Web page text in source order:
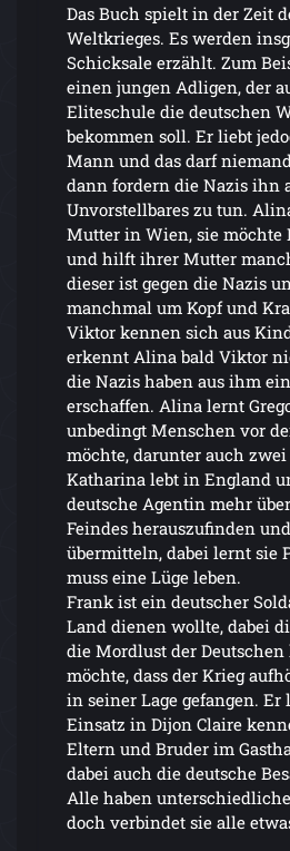
Das Buch spielt in der Zeit
Weltkrieges. Es werden
Schicksale erzählt. Zum
einen jungen Adligen, der
Eliteschule die deutschen
bekommen soll. Er liebt
Mann und das darf
dann fordern die Nazis ihn
Unvorstellbares zu tun.
Mutter in Wien, sie möchte
und hilft ihrer Mutter
dieser ist gegen die Nazis
manchmal um Kopf und
Viktor kennen sich aus
erkennt Alina bald Viktor
die Nazis haben aus ihm
erschaffen. Alina lernt
unbedingt Menschen vor
möchte, darunter auch
Katharina lebt in England
deutsche Agentin mehr
Feindes herauszufinden
übermitteln, dabei lernt sie
muss eine Lüge leben.
Frank ist ein deutscher
Land dienen wollte, dabei
die Mordlust der
möchte, dass der Krieg
in seiner Lage gefangen. Er
Einsatz in Dijon Claire
Eltern und Bruder im
dabei auch die deutsche
Alle haben
doch verbindet sie alle